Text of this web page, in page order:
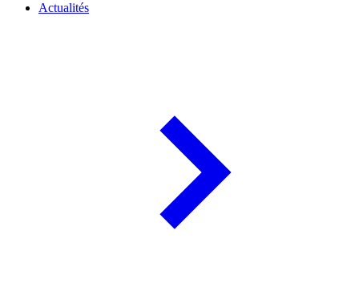
Actualités